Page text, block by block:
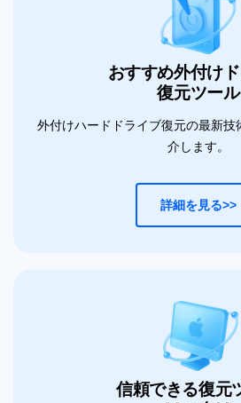
おすすめ外付け
復元ツール
外付けハードドライブ復元の最新技
介します。
詳細を見る>>
信頼できる復元